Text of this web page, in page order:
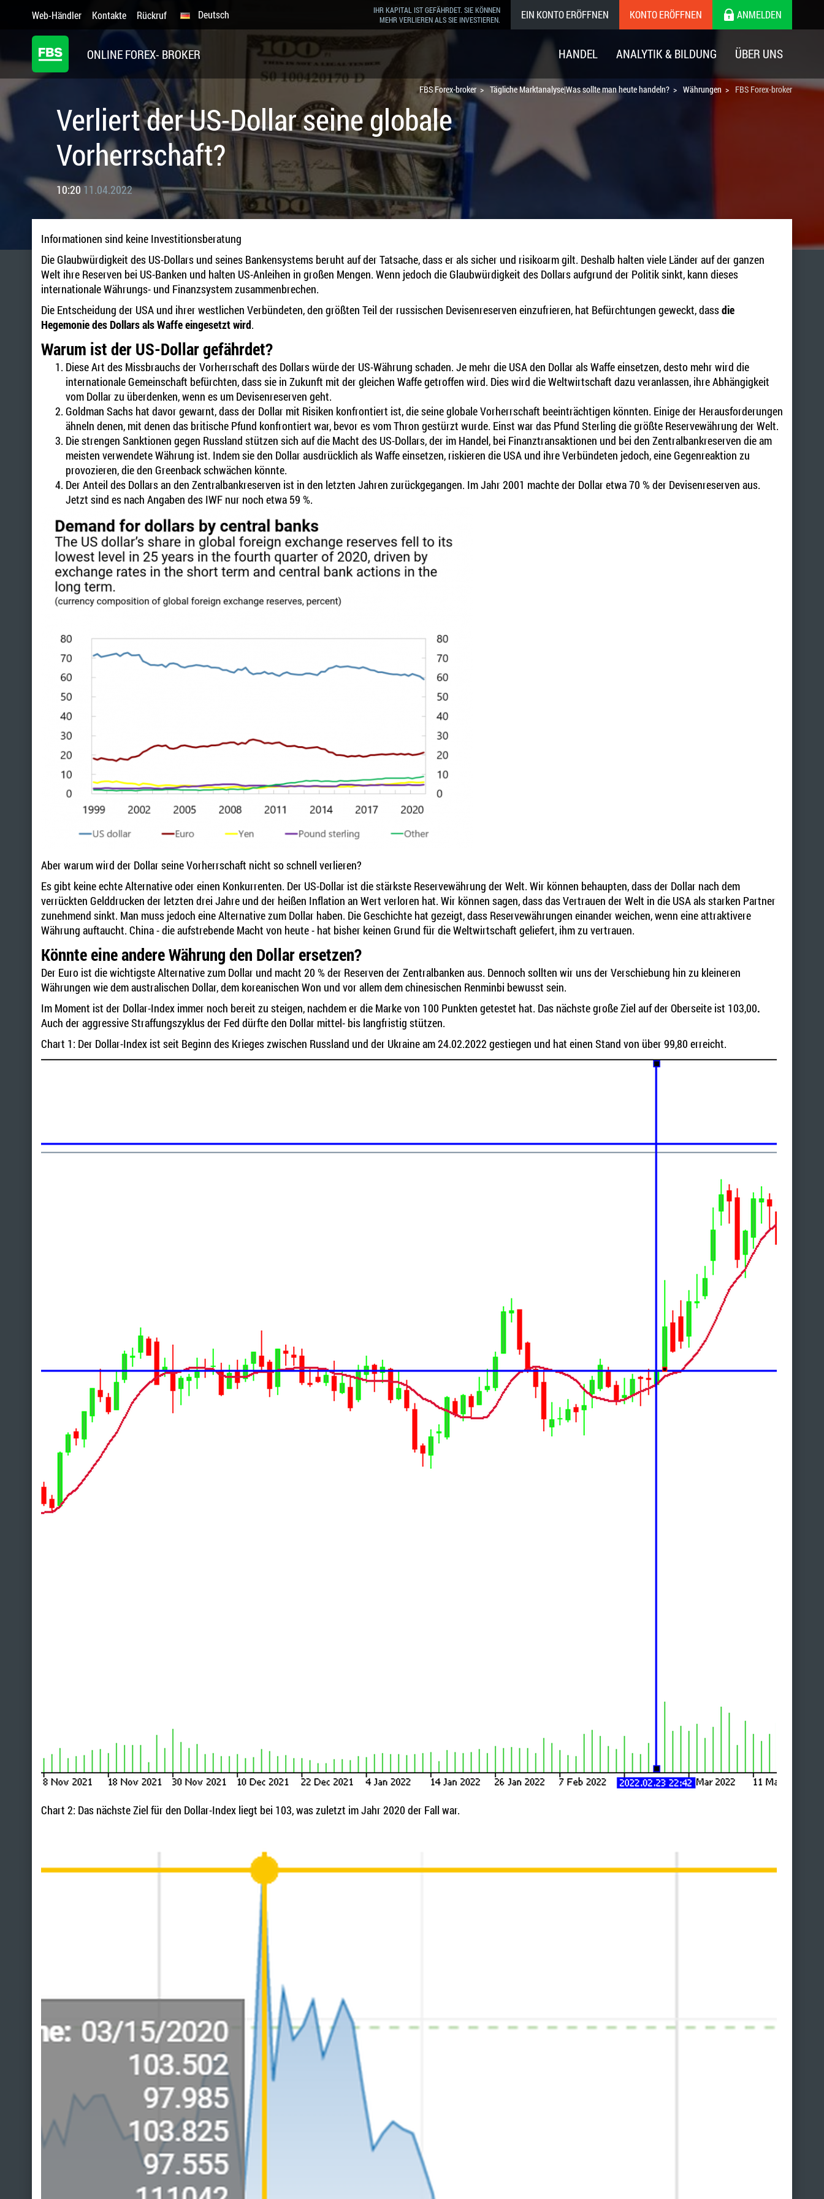
Web-Händler Kontakte Rückruf
IHR KAPITAL IST GEFÄHRDET. SIE KÖNNEN
MEHR VERLIEREN ALS SIE INVESTIEREN.
EIN KONTO ERÖFFNEN KONTO ERÖFFNEN ANMELDEN
Deutsch
ONLINE FOREX- BROKER HANDEL ANALYTIK & BILDUNG ÜBER UNS
FBS Forex-broker Tägliche Marktanalyse|Was sollte man heute handeln? Währungen FBS Forex-broker
Verliert der US-Dollar seine globale
Vorherrschaft?
10:2011.04.2022
Informationen sind keine Investitionsberatung
Die Glaubwürdigkeit des US-Dollars und seines Bankensystems beruht auf der Tatsache, dass er als sicher und risikoarm gilt. Deshalb halten viele Länder auf der ganzen
Welt ihre Reserven bei US-Banken und halten US-Anleihen in großen Mengen. Wenn jedoch die Glaubwürdigkeit des Dollars aufgrund der Politik sinkt, kann dieses
internationale Währungs- und Finanzsystem zusammenbrechen.
Die Entscheidung der USA und ihrer westlichen Verbündeten, den größten Teil der russischen Devisenreserven einzufrieren, hat Befürchtungen geweckt, dassdie
Hegemonie des Dollars als Waffe eingesetzt wird.
Warum ist der US-Dollar gefährdet?
Diese Art des Missbrauchs der Vorherrschaft des Dollars würde der US-Währung schaden. Je mehr die USA den Dollar als Waffe einsetzen, desto mehr wird die
internationale Gemeinschaft befürchten, dass sie in Zukunft mit der gleichen Waffe getroffen wird. Dies wird die Weltwirtschaft dazu veranlassen, ihre Abhängigkeit
vom Dollar zu überdenken, wenn es um Devisenreserven geht.
Goldman Sachs hat davor gewarnt, dass der Dollar mit Risiken konfrontiert ist, die seine globale Vorherrschaft beeinträchtigen könnten. Einige der Herausforderungen
ähneln denen, mit denen das britische Pfund konfrontiert war, bevor es vom Thron gestürzt wurde. Einst war das Pfund Sterling die größte Reservewährung der Welt.
Die strengen Sanktionen gegen Russland stützen sich auf die Macht des US-Dollars, der im Handel, bei Finanztransaktionen und bei den Zentralbankreserven die am
meisten verwendete Währung ist. Indem sie den Dollar ausdrücklich als Waffe einsetzen, riskieren die USA und ihre Verbündeten jedoch, eine Gegenreaktion zu
provozieren, die den Greenback schwächen könnte.
Der Anteil des Dollars an den Zentralbankreserven ist in den letzten Jahren zurückgegangen. Im Jahr 2001 machte der Dollar etwa 70 % der Devisenreserven aus.
Jetzt sind es nach Angaben des IWF nur noch etwa 59 %.
Aber warum wird der Dollar seine Vorherrschaft nicht so schnell verlieren?
Es gibt keine echte Alternative oder einen Konkurrenten. Der US-Dollar ist die stärkste Reservewährung der Welt. Wir können behaupten, dass der Dollar nach dem
verrückten Gelddrucken der letzten drei Jahre und der heißen Inflation an Wert verloren hat. Wir können sagen, dass das Vertrauen der Welt in die USA als starken Partner
zunehmend sinkt. Man muss jedoch eine Alternative zum Dollar haben. Die Geschichte hat gezeigt, dass Reservewährungen einander weichen, wenn eine attraktivere
Währung auftaucht. China - die aufstrebende Macht von heute - hat bisher keinen Grund für die Weltwirtschaft geliefert, ihm zu vertrauen.
Könnte eine andere Währung den Dollar ersetzen?
Der Euro ist die wichtigste Alternative zum Dollar und macht 20 % der Reserven der Zentralbanken aus. Dennoch sollten wir uns der Verschiebung hin zu kleineren
Währungen wie dem australischen Dollar, dem koreanischen Won und vor allem dem chinesischen Renminbi bewusst sein.
Im Moment ist der Dollar-Index immer noch bereit zu steigen, nachdem er die Marke von 100 Punkten getestet hat. Das nächste große Ziel auf der Oberseite ist 103,00.
Auch der aggressive Straffungszyklus der Fed dürfte den Dollar mittel- bis langfristig stützen.
Chart 1: Der Dollar-Index ist seit Beginn des Krieges zwischen Russland und der Ukraine am 24.02.2022 gestiegen und hat einen Stand von über 99,80 erreicht.
Chart 2: Das nächste Ziel für den Dollar-Index liegt bei 103, was zuletzt im Jahr 2020 der Fall war.